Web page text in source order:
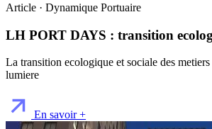
Article · Dynamique Portuaire
LH PORT DAYS : transition
La transition ecologique et sociale des
lumiere
En savoir +